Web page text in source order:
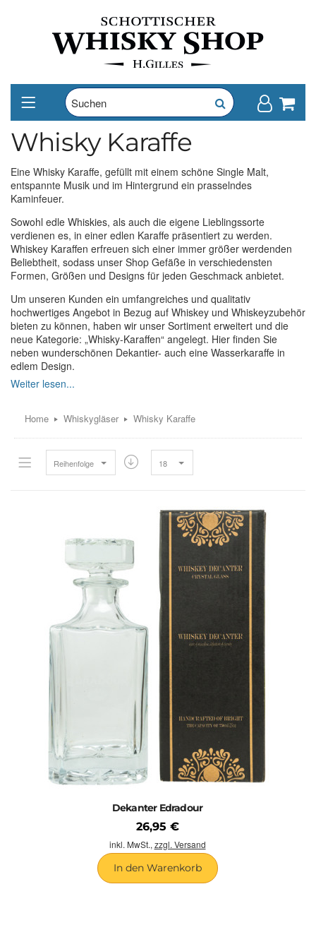
Whisky Karaffe
Eine Whisky Karaffe, gefüllt mit einem schöne Single Malt,
entspannte Musik und im Hintergrund ein prasselndes
Kaminfeuer.
Sowohl edle Whiskies, als auch die eigene Lieblingssorte
verdienen es, in einer edlen Karaffe präsentiert zu werden.
Whiskey Karaffen erfreuen sich einer immer größer werdenden
Beliebtheit, sodass unser Shop Gefäße in verschiedensten
Formen, Größen und Designs für jeden Geschmack anbietet.
Um unseren Kunden ein umfangreiches und qualitativ
hochwertiges Angebot in Bezug auf Whiskey und Whiskeyzubehör
bieten zu können, haben wir unser Sortiment erweitert und die
neue Kategorie: „Whisky-Karaffen“ angelegt. Hier finden Sie
neben wunderschönen Dekantier- auch eine Wasserkaraffe in
edlem Design.
Das Wichtigste bei der Auswahl einer Glaskaraffe ist jedoch
verhindert das schnelle Verfliegen der Whiskyaromen, indem er
besonders hochwertig gearbeitet und erfüllen alle wichtigen
Kriterien, die eine einwandfreie Qualität der Whiskykaraffen
gewährleisten.
,StölzleundSpiegelau.
WHISKY- KARAFFEN VON NACHTMANN
Neben einzelnen Karaffen und Krügen bieten wir auch ein 3-
teiliges Whiskyset, bestehend aus einer formschönen Whisky
Karaffe und zwei Whiskybechern an. Es stammt von der
Nachtmann
Serie Aspen
Holzschatulle verpackt, direkt zu Ihnen nach Hause gesendet.
Eine weitere Karaffe der
Firma Nachtmann
Sortiment aufgenommen haben, besitzt den Namen
Es handelt sich dabei um eine stilvolle, rechteckige Whisky
Karaffe im schlichten Design, welches durch den wuchtigen und
dennoch formschönen Stopfen besonders unterstrichen wird. Die
Firma Nachtmannüberzeugt bei ihren Produkten mit einer
perfekten Verarbeitung und einem trendigen Design.
WHISKY (WHISKEY-) KARAFFEN DER
MARKE STÖLZLE
Home Whiskygläser Whisky Karaffe
18
Reihenfolge
Dekanter Edradour
26,95 €
inkl. MwSt., zzgl. Versand
In den Warenkorb